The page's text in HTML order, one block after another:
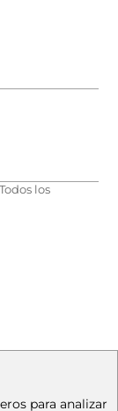
los
para analizar